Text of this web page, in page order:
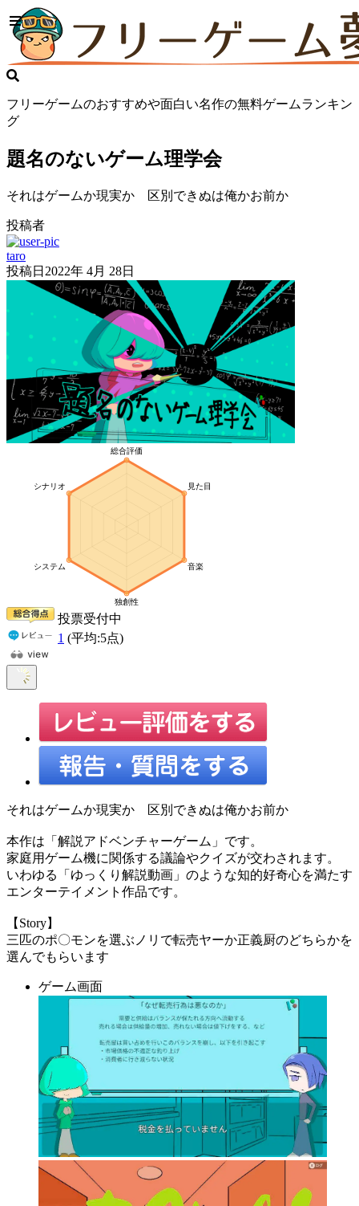
フリーゲームのおすすめや面白い名作の無料ゲームランキン
グ
題名のないゲーム理学会
それはゲームか現実か 区別できぬは俺かお前か
投稿者
taro
投稿日 2022年 4月 28日
投票受付中
1 (平均:5点)
それはゲームか現実か 区別できぬは俺かお前か
本作は「解説アドベンチャーゲーム」です。
家庭用ゲーム機に関係する議論やクイズが交わされます。
いわゆる「ゆっくり解説動画」のような知的好奇心を満たす
エンターテイメント作品です。
【Story】
三匹のポ〇モンを選ぶノリで転売ヤーか正義厨のどちらかを
選んでもらいます
ゲーム画面